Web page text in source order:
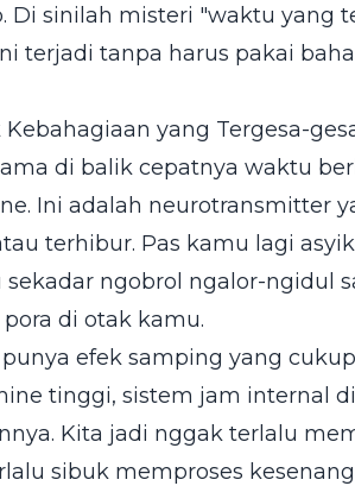
Di sinilah misteri "waktu yang
terjadi tanpa harus pakai
yang Tergesa-
di balik cepatnya waktu
Ini adalah neurotransmitter
terhibur. Pas kamu lagi
ngobrol ngalor-ngidul
di otak kamu.
efek samping yang
tinggi, sistem jam internal
Kita jadi nggak terlalu
sibuk memproses